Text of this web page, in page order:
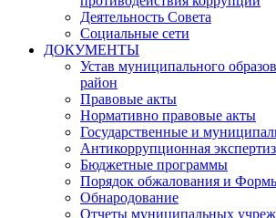
Деятельность Совета
Социальные сети
ДОКУМЕНТЫ
Устав муниципального
район
Правовые акты
Нормативно правовые акты
Государственные и
Антикоррупционная
Бюджетные программы
Порядок обжалования и
Обнародование
Отчеты муниципальных